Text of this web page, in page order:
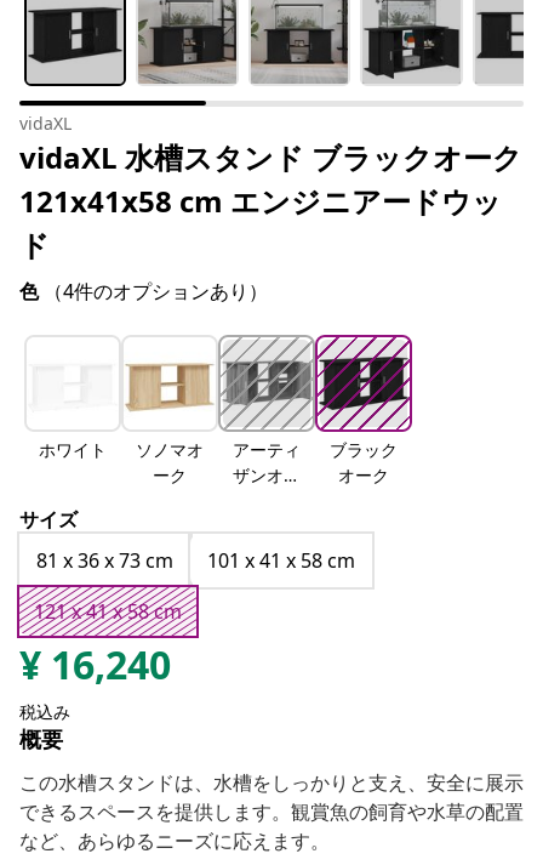
vidaXL
vidaXL 水槽スタンド ブラックオーク
121x41x58 cm エンジニアードウッ
ド
色 （4件のオプションあり）
ホワイト
ソノマオ
ーク
アーティ
ザンオー
ブラック
オーク
サイズ
81 x 36 x 73 cm
101 x 41 x 58 cm
121 x 41 x 58 cm
¥ 16,240
税込み
概要
この水槽スタンドは、水槽をしっかりと支え、安全に展示
できるスペースを提供します。観賞魚の飼育や水草の配置
など、あらゆるニーズに応えます。